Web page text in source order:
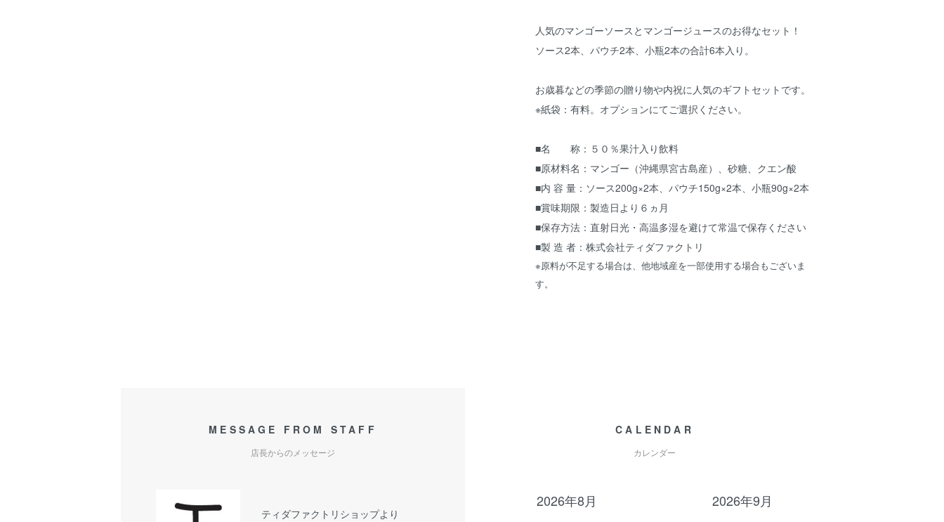
人気のマンゴーソースとマンゴージュースのお得なセット！
ソース2本、パウチ2本、小瓶2本の合計6本入り。
お歳暮などの季節の贈り物や内祝に人気のギフトセットです。
※紙袋：有料。オプションにてご選択ください。
■名 称：５０％果汁入り飲料
■原材料名：マンゴー（沖縄県宮古島産）、砂糖、クエン酸
■内 容 量：ソース200g×2本、パウチ150g×2本、小瓶90g×2本
■賞味期限：製造日より６ヵ月
■保存方法：直射日光・高温多湿を避けて常温で保存ください
■製 造 者：株式会社ティダファクトリ
※原料が不足する場合は、他地域産を一部使用する場合もございま
す。
MESSAGE FROM STAFF
店長からのメッセージ
ティダファクトリショップより
CALENDAR
カレンダー
2026年8月 2026年9月